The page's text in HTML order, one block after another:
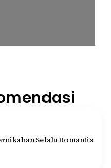
Selalu Romantis